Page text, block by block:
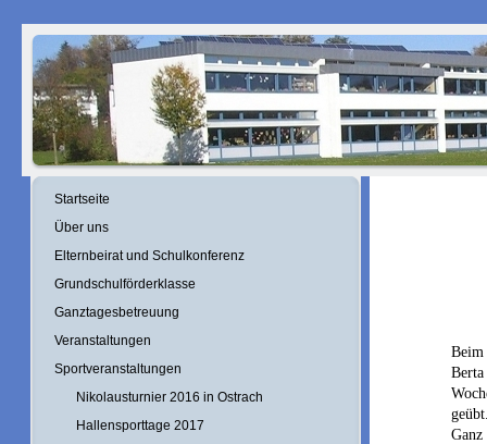
Startseite
Über uns
Elternbeirat und Schulkonferenz
Grundschulförderklasse
Ganztagesbetreuung
Veranstaltungen
Sportveranstaltungen
Nikolausturnier 2016 in Ostrach
Hallensporttage 2017
Beim